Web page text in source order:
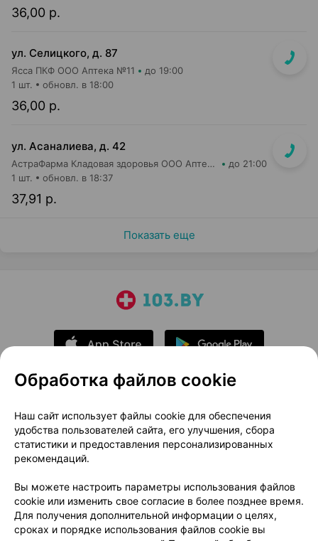
36,00 р.
ул. Селицкого, д. 87
Ясса ПКФ ООО Аптека №11 до 19:00
36,00 р.
1 шт. обновл. в 18:00
ул. Асаналиева, д. 42
АстраФарма Кладовая здоровья ООО Аптека №10 до 21:00
37,91 р.
1 шт. обновл. в 18:37
Показать еще
О проекте
Новости проекта
Размещение рекламы
Медицинский маркетинг
Публичный договор
Доставка
Способы оплаты
Вакансии
Партнеры
Написать руководителю 103.by
Написать в поддержку
Обработка файлов cookie
Наш сайт использует файлы cookie для обеспечения
удобства пользователей сайта, его улучшения, сбора
статистики и предоставления персонализированных
рекомендаций.
Вы можете настроить параметры использования файлов
cookie или изменить свое согласие в более позднее время.
Для получения дополнительной информации о целях,
сроках и порядке использования файлов cookie вы